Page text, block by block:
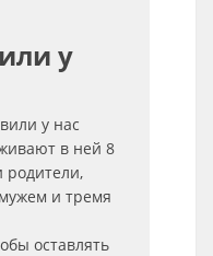
у
у нас
в ней 8
родители,
и тремя
оставлять